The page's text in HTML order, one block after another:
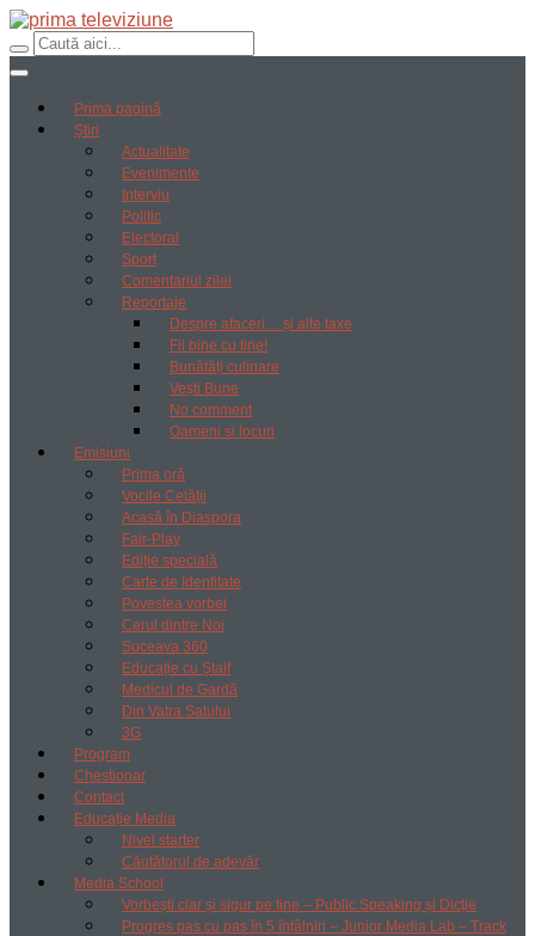
Prima pagină
Știri
Actualitate
Evenimente
Interviu
Politic
Electoral
Sport
Comentariul zilei
Reportaje
Despre afaceri… și alte taxe
Fii bine cu tine!
Bunătăți culinare
Vești Bune
No comment
Oameni si locuri
Emisiuni
Prima oră
Vocile Cetății
Acasă în Diaspora
Fair-Play
Ediție specială
Carte de Identitate
Povestea vorbei
Cerul dintre Noi
Suceava 360
Educație cu Ștaif
Medicul de Gardă
Din Vatra Satului
3G
Program
Chestionar
Contact
Educație Media
Nivel starter
Căutătorul de adevăr
Media School
Vorbești clar și sigur pe tine – Public Speaking și Dicție
Progres pas cu pas în 5 întâlniri – Junior Media Lab – Track